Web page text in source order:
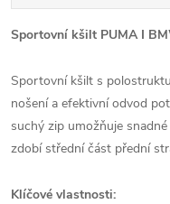
Sportovní kšilt PUMA I
Sportovní kšilt s
nošení a efektivní odvod
suchý zip umožňuje
zdobí střední část přední
Klíčové vlastnosti: